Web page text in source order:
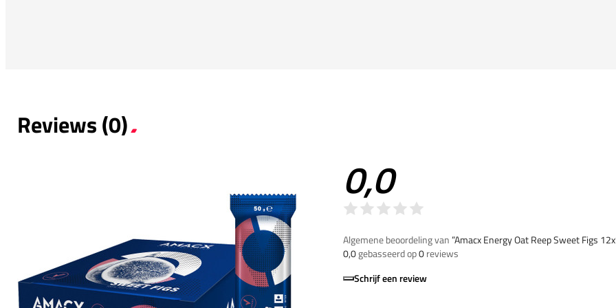
Reviews (0)
0,0
Algemene beoordeling van”Amacx Energy Oat Reep Sweet Figs
0,0gebasseerd op0reviews
Schrijf een review